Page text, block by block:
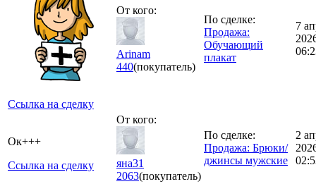
Ссылка на сделку
От кого:
Arinam
440(покупатель)
По сделке:
Продажа:
Обучающий
плакат
7
Ок+++
Ссылка на сделку
От кого:
яна31
2063(покупатель)
По сделке:
Продажа: Брюки/
джинсы мужские
2